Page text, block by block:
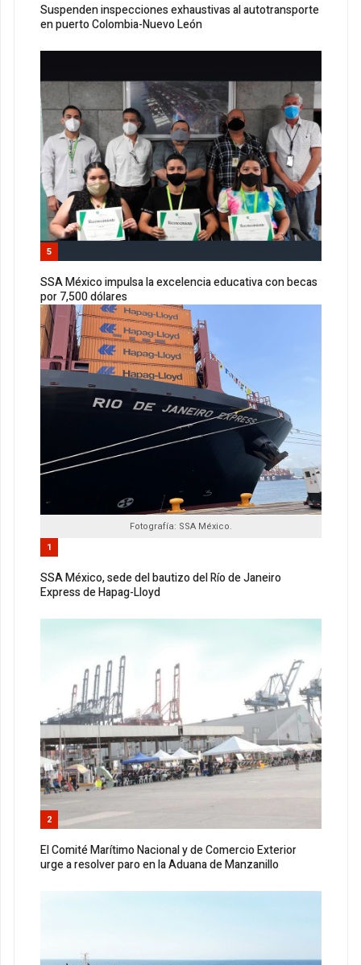
Suspenden inspecciones exhaustivas al autotransporte
en puerto Colombia-Nuevo León
5
SSA México impulsa la excelencia educativa con becas
por 7,500 dólares
Fotografía: SSA México.
1
SSA México, sede del bautizo del Río de Janeiro
Express de Hapag-Lloyd
2
El Comité Marítimo Nacional y de Comercio Exterior
urge a resolver paro en la Aduana de Manzanillo